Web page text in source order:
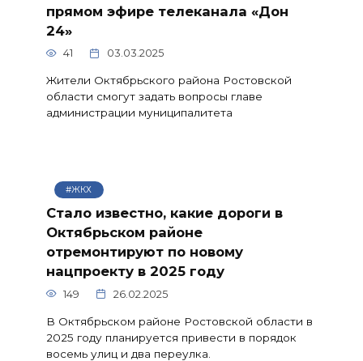
прямом эфире телеканала «Дон
24»
41 03.03.2025
Жители Октябрьского района Ростовской
области смогут задать вопросы главе
администрации муниципалитета
#ЖКХ
Стало известно, какие дороги в
Октябрьском районе
отремонтируют по новому
нацпроекту в 2025 году
149 26.02.2025
В Октябрьском районе Ростовской области в
2025 году планируется привести в порядок
восемь улиц и два переулка.